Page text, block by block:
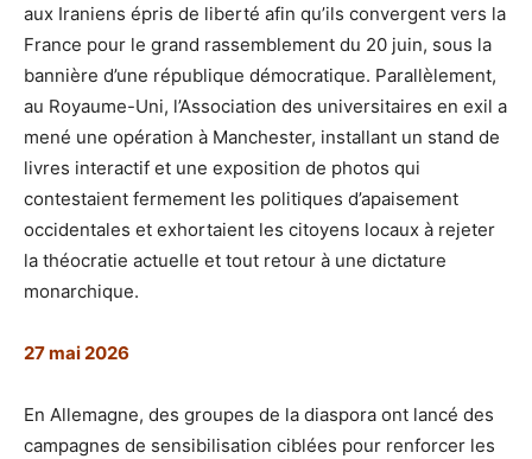
aux Iraniens épris de liberté afin qu’ils convergent vers la
France pour le grand rassemblement du 20 juin, sous la
bannière d’une république démocratique. Parallèlement,
au Royaume-Uni, l’Association des universitaires en exil a
mené une opération à Manchester, installant un stand de
livres interactif et une exposition de photos qui
contestaient fermement les politiques d’apaisement
occidentales et exhortaient les citoyens locaux à rejeter
la théocratie actuelle et tout retour à une dictature
monarchique.
27 mai 2026
En Allemagne, des groupes de la diaspora ont lancé des
campagnes de sensibilisation ciblées pour renforcer les